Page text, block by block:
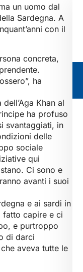
un uomo dal
Sardegna. A
con il
concreta,
ha
Khan al
ha profuso
svantaggiati, in
delle
sociale
qui
Ci sono e
avanti i suoi
e ai sardi in
fatto capire e ci
e purtroppo
di darci
aveva tutte le